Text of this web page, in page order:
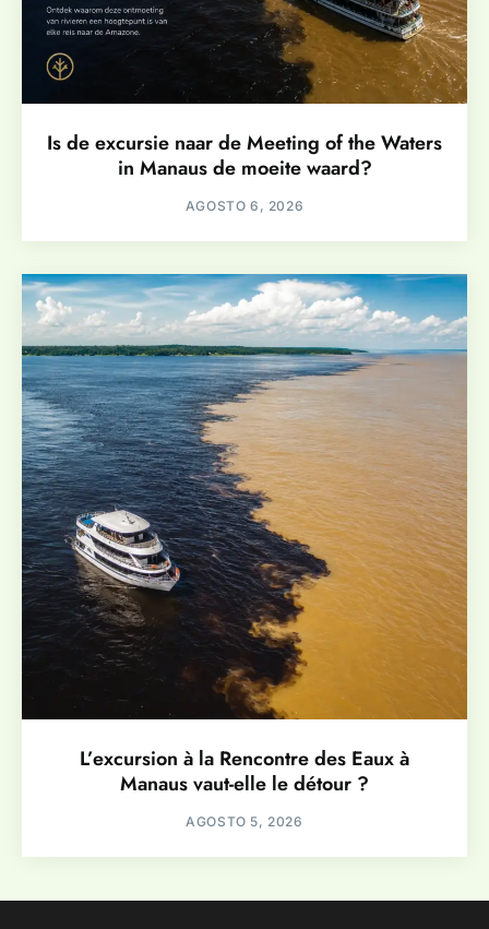
Is de excursie naar de Meeting of the Waters
in Manaus de moeite waard?
AGOSTO 6, 2026
L’excursion à la Rencontre des Eaux à
Manaus vaut-elle le détour ?
AGOSTO 5, 2026